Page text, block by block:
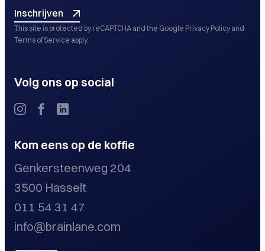
Inschrijven
This site is protected by reCAPTCHA and the Google Privacy Policy and
Terms of Service apply.
Volg ons op social
Kom eens op de koffie
Genkersteenweg 204
3500 Hasselt
011 54 31 47
info@brainlane.com